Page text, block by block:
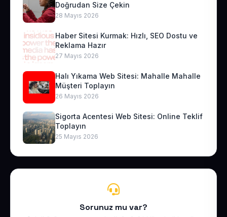
Doğrudan Size Çekin
28 Mayıs 2026
Haber Sitesi Kurmak: Hızlı, SEO Dostu ve
Reklama Hazır
27 Mayıs 2026
Halı Yıkama Web Sitesi: Mahalle Mahalle
Müşteri Toplayın
26 Mayıs 2026
Sigorta Acentesi Web Sitesi: Online Teklif
Toplayın
25 Mayıs 2026
Sorunuz mu var?